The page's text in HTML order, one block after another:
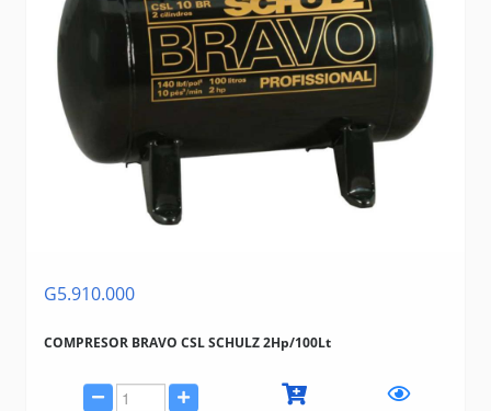
G5.910.000
COMPRESOR BRAVO CSL SCHULZ 2Hp/100Lt